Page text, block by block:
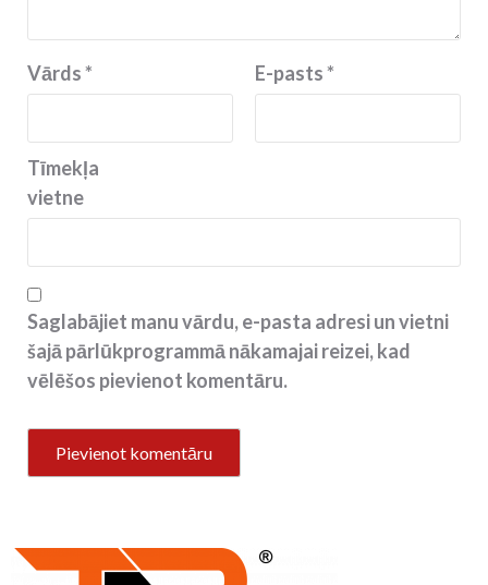
Vārds* E-pasts*
Tīmekļa
vietne
Saglabājiet manu vārdu, e-pasta adresi un vietni
šajā pārlūkprogrammā nākamajai reizei, kad
vēlēšos pievienot komentāru.